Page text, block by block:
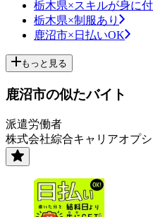
栃木県×スキルが身に付
栃木県×制服あり
鹿沼市×日払いOK
もっと見る
鹿沼市の似たバイト
派遣労働者
株式会社綜合キャリアオプ